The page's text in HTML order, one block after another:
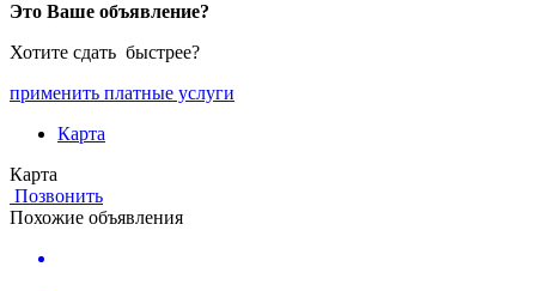
Это Ваше объявление?
Хотите сдать быстрее?
применить платные услуги
Карта
Карта
Позвонить
Похожие объявления